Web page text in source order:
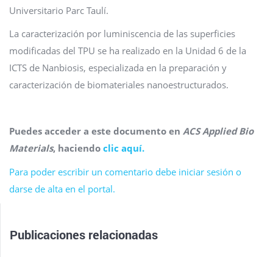
Universitario Parc Taulí.
La caracterización por luminiscencia de las superficies
modificadas del TPU se ha realizado en la Unidad 6 de la
ICTS de Nanbiosis, especializada en la preparación y
caracterización de biomateriales nanoestructurados.
Puedes acceder a este documento en ACS Applied Bio
Materials, haciendo clic aquí.
Para poder escribir un comentario debe iniciar sesión o
darse de alta en el portal.
Publicaciones relacionadas